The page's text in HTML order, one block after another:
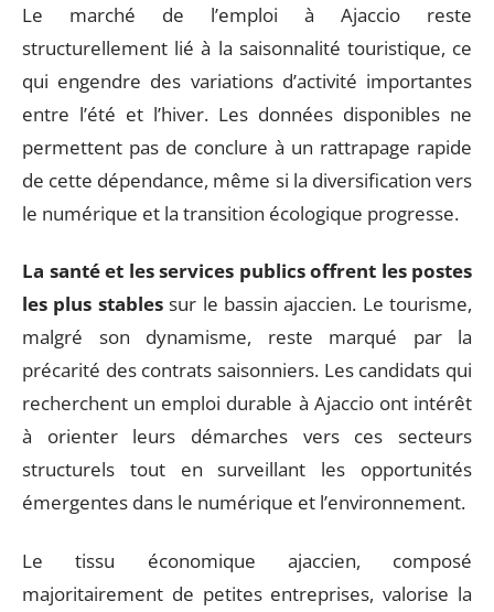
Le marché de l’emploi à Ajaccio reste
structurellement lié à la saisonnalité touristique, ce
qui engendre des variations d’activité importantes
entre l’été et l’hiver. Les données disponibles ne
permettent pas de conclure à un rattrapage rapide
de cette dépendance, même si la diversification vers
le numérique et la transition écologique progresse.
La santé et les services publics offrent les postes
les plus stablessur le bassin ajaccien. Le tourisme,
malgré son dynamisme, reste marqué par la
précarité des contrats saisonniers. Les candidats qui
recherchent un emploi durable à Ajaccio ont intérêt
à orienter leurs démarches vers ces secteurs
structurels tout en surveillant les opportunités
émergentes dans le numérique et l’environnement.
Le tissu économique ajaccien, composé
majoritairement de petites entreprises, valorise la